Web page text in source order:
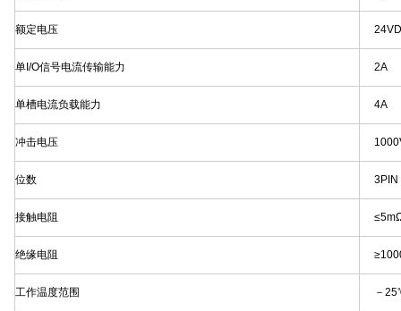
额定电压
单I/O信号电流传输能力 2A
单槽电流负载能力 4A
冲击电压
位数 3PIN
接触电阻
绝缘电阻
工作温度范围 －